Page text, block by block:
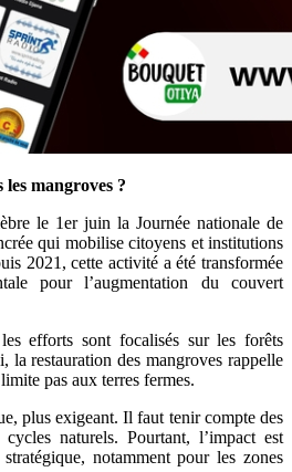
les mangroves ?
le 1er juin la Journée nationale de
qui mobilise citoyens et institutions
2021, cette activité a été transformée
pour l’augmentation du couvert
efforts sont focalisés sur les forêts
la restauration des mangroves rappelle
pas aux terres fermes.
plus exigeant. Il faut tenir compte des
naturels. Pourtant, l’impact est
notamment pour les zones